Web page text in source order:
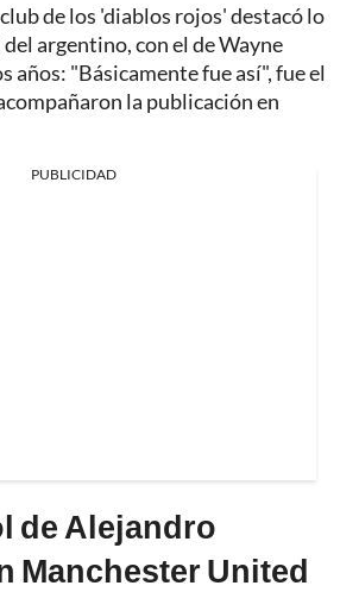
de los 'diablos rojos' destacó lo
argentino, con el de Wayne
años: "Básicamente fue así", fue el
la publicación en
PUBLICIDAD
de Alejandro
Manchester United